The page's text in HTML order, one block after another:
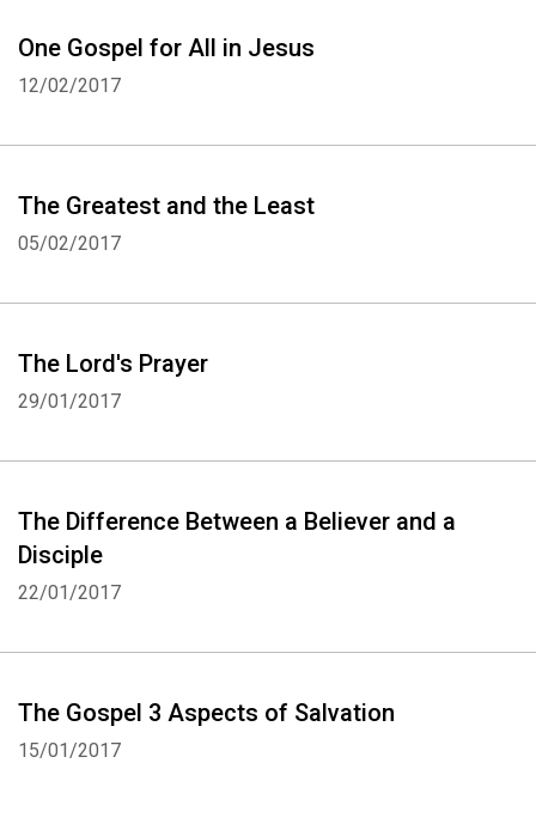
One Gospel for All in Jesus
12/02/2017
The Greatest and the Least
05/02/2017
The Lord's Prayer
29/01/2017
The Difference Between a Believer and a
Disciple
22/01/2017
The Gospel 3 Aspects of Salvation
15/01/2017